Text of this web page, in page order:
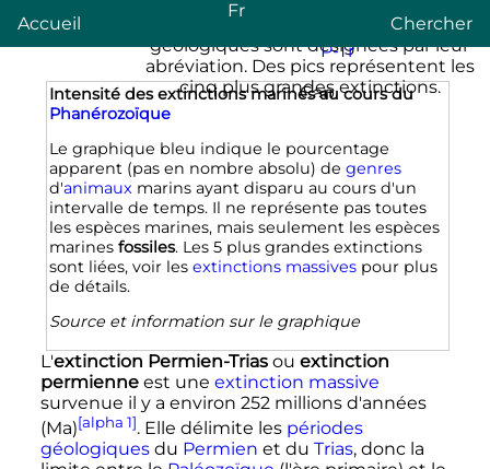
Accueil
Fr
Chercher
Intensité des extinctions marines au cours du
Phanérozoïque
Millions d'années
Cap
P-Tr
Le graphique bleu indique le pourcentage
apparent (pas en nombre absolu) de genres
d'animauxmarins ayant disparu au cours d'un
intervalle de temps. Il ne représente pas toutes
les espèces marines, mais seulement les espèces
marines fossiles. Les 5 plus grandes extinctions
sont liées, voir les extinctions massivespour plus
de détails.
Source et information sur le graphique
L'extinction Permien-Triasou extinction
permienneest une extinction massive
survenue il y a environ 252 millions d'années
(Ma)[alpha 1]. Elle délimite les périodes
géologiquesdu Permien et du Trias, donc la